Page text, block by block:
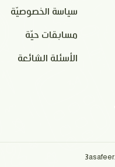
سياسة الخصوصيّة
مسابقات حيّة
الأسئلة الشائعة